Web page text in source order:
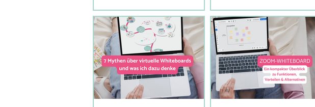
Glühwein gibt. Bei anderen liegt
der Februar eine Nasenspitze
weil es schon wieder etwas
ist und die Chance auf Krokusse
besteht. Oder heißt es
Egal! Ich mag den Februar. Ich
da Geburtstag. Ja, das ist
Wettbewerbs-Verzerrung, aber
gerad